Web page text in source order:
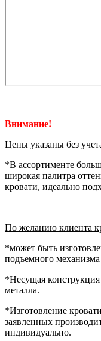
Внимание!
Цены указаны без
*В ассортименте
широкая палитра
кровати, идеально
По желанию клиента
*может быть
подъемного
*Несущая
металла.
*Изготовление
заявленных
индивидуально.